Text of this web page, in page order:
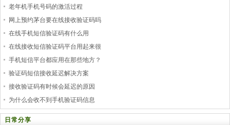
老年机手机号码的激活过程
网上预约茅台要在线接收验证码吗
在线手机短信验证码有什么用
在线接收短信验证码平台用起来很
手机短信平台都应用在那些地方？
验证码短信接收延迟解决方案
接收验证码有时候会延迟的原因
为什么会收不到手机验证码信息
日常分享